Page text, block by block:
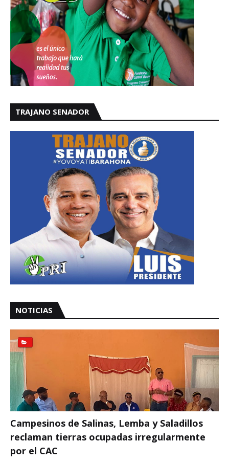
TRAJANO SENADOR
NOTICIAS
Campesinos de Salinas, Lemba y Saladillos
reclaman tierras ocupadas irregularmente
por el CAC